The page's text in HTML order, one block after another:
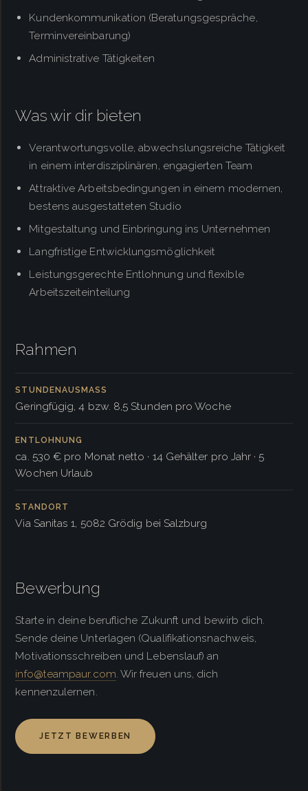
Kundenkommunikation (Beratungsgespräche,
Terminvereinbarung)
Administrative Tätigkeiten
Was wir dir bieten
Verantwortungsvolle, abwechslungsreiche Tätigkeit
in einem interdisziplinären, engagierten Team
Attraktive Arbeitsbedingungen in einem modernen,
bestens ausgestatteten Studio
Mitgestaltung und Einbringung ins Unternehmen
Langfristige Entwicklungsmöglichkeit
Leistungsgerechte Entlohnung und flexible
Arbeitszeiteinteilung
Rahmen
STUNDENAUSMASS
Gering­fügig, 4 bzw. 8,5 Stunden pro Woche
ENTLOHNUNG
ca. 530 € pro Monat netto · 14 Gehälter pro Jahr · 5
Wochen Urlaub
STANDORT
Via Sanitas 1, 5082 Grödig bei Salzburg
Bewerbung
Starte in deine berufliche Zukunft und bewirb dich.
Sende deine Unterlagen (Qualifikationsnachweis,
Motivationsschreiben und Lebenslauf) an
info@teampaur.com. Wir freuen uns, dich
kennenzulernen.
JETZT BEWERBEN